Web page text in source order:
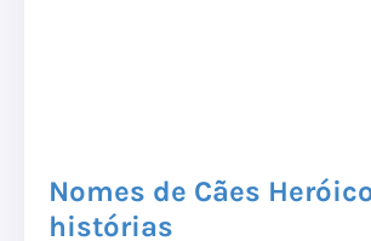
Nomes de Cães
histórias